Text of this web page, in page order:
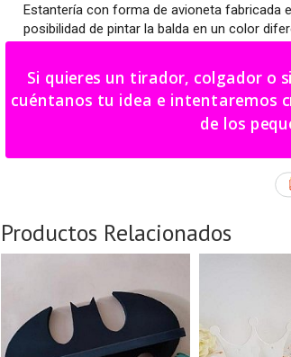
Estantería con forma de avioneta fabricada
posibilidad de pintar la balda en un color
Medidas balda: 23 x 10 cm.
Plazo fabricación:15 - 20 días hábiles
Productos Relacionados
Si quieres un tirador, colgador o
cuéntanos tu idea e intentaremos crearla para ti.
de los